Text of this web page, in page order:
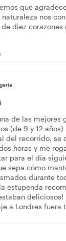
que
nos
diez corazones
de las mejores
(de 9 y 12
del recorrido, se
horas y me
para el día
sepa cómo
durante
estupenda
deliciosos!
a Londres fuera